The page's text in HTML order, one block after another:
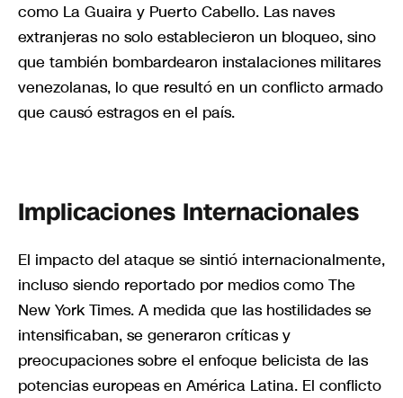
como La Guaira y Puerto Cabello. Las naves
extranjeras no solo establecieron un bloqueo, sino
que también bombardearon instalaciones militares
venezolanas, lo que resultó en un conflicto armado
que causó estragos en el país.
Implicaciones Internacionales
El impacto del ataque se sintió internacionalmente,
incluso siendo reportado por medios como The
New York Times. A medida que las hostilidades se
intensificaban, se generaron críticas y
preocupaciones sobre el enfoque belicista de las
potencias europeas en América Latina. El conflicto